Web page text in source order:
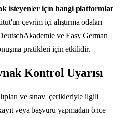
isteyenler için hangi platformlar
çevrim içi alıştırma odaları
ve Easy German
pratikleri için etkilidir.
Kontrol Uyarısı
ve sınav içerikleriyle ilgili
veya başvuru yapmadan önce